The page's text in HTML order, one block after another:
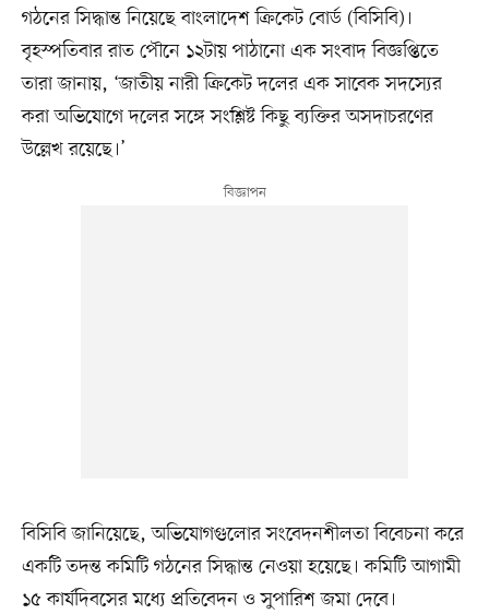
গঠনের সিদ্ধান্ত নিয়েছে বাংলাদেশ ক্রিকেট বোর্ড (বিসিবি)।
বৃহস্পতিবার রাত পৌনে ১২টায় পাঠানো এক সংবাদ বিজ্ঞপ্তিতে
তারা জানায়, ‘জাতীয় নারী ক্রিকেট দলের এক সাবেক সদস্যের
করা অভিযোগে দলের সঙ্গে সংশ্লিষ্ট কিছু ব্যক্তির অসদাচরণের
উল্লেখ রয়েছে।’
বিসিবি জানিয়েছে, অভিযোগগুলোর সংবেদনশীলতা বিবেচনা করে
একটি তদন্ত কমিটি গঠনের সিদ্ধান্ত নেওয়া হয়েছে। কমিটি আগামী
১৫ কার্যদিবসের মধ্যে প্রতিবেদন ও সুপারিশ জমা দেবে।